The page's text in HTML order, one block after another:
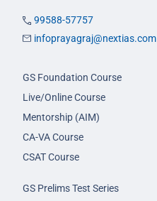
99588-57757
infoprayagraj@nextias.com
GS Foundation Course
Live/Online Course
Mentorship (AIM)
CA-VA Course
CSAT Course
GS Prelims Test Series